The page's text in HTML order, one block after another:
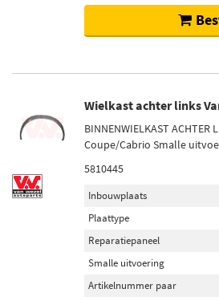
Wielkast achter links
BINNENWIELKAST ACHTER
Coupe/Cabrio Smalle
5810445
Inbouwplaats
Plaattype
Reparatiepaneel
Smalle uitvoering
Artikelnummer paar